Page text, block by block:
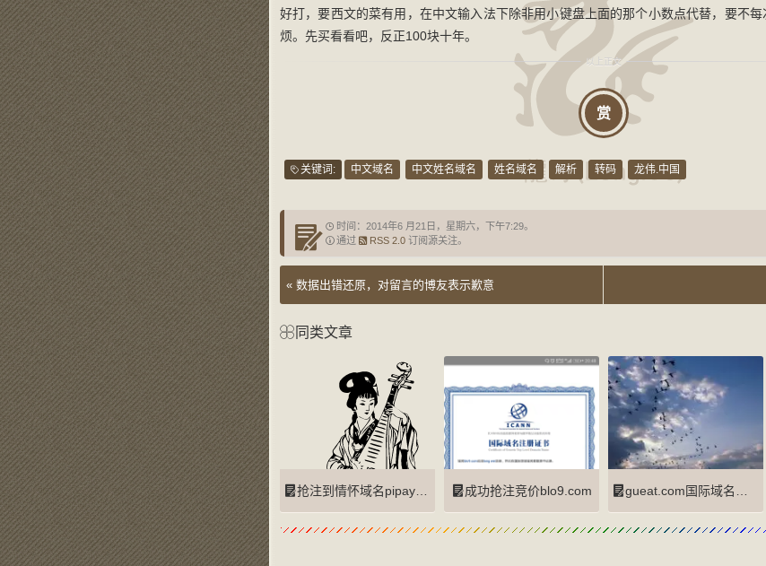
好打，要西文的菜有用，在中文输入法下除非用小键盘上面的那个小数点代替，要不
烦。先买看看吧，反正100块十年。
赏
关键词: 中文域名 中文姓名域名 姓名域名 解析 转码 龙伟.中国
时间：2014年6 月21日，星期六，下午7:29。
通过
RSS 2.0 订阅源关注。
« 数据出错还原，对留言的博友表示歉意
同类文章
抢注到情怀域名pipayu.com琵琶语 成功抢注竞价blo9.com gueat.com国际域名启用